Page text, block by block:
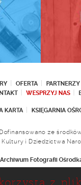
OFERTA PARTNERZY
WESPRZYJ NAS
KARTA KSIĘGARNIA
Dofinansowano ze
Kultury i Dziedzictwa
Fotografii
Ul. Narbutta 29